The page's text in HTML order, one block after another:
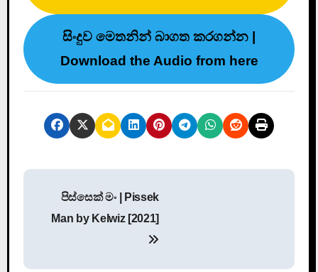
සිංදුව මෙතනින් බාගත කරගන්න |
Download the Audio from here
P
පිස්සෙක් මං | Pissek
Man by Kelwiz [2021]